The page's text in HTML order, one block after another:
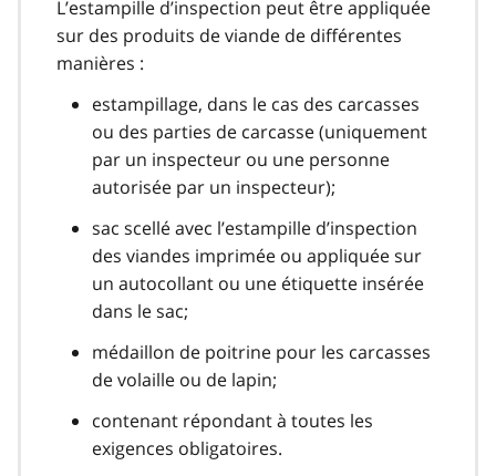
L’estampille d’inspection peut être appliquée
sur des produits de viande de différentes
manières :
estampillage, dans le cas des carcasses
ou des parties de carcasse (uniquement
par un inspecteur ou une personne
autorisée par un inspecteur);
sac scellé avec l’estampille d’inspection
des viandes imprimée ou appliquée sur
un autocollant ou une étiquette insérée
dans le sac;
médaillon de poitrine pour les carcasses
de volaille ou de lapin;
contenant répondant à toutes les
exigences obligatoires.